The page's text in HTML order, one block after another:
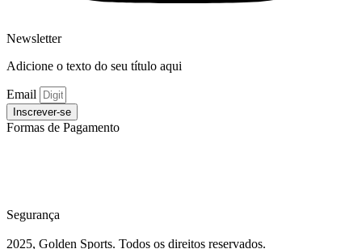
Newsletter
Adicione o texto do seu título aqui
Email
Inscrever-se
Formas de Pagamento
Segurança
2025, Golden Sports. Todos os direitos reservados.